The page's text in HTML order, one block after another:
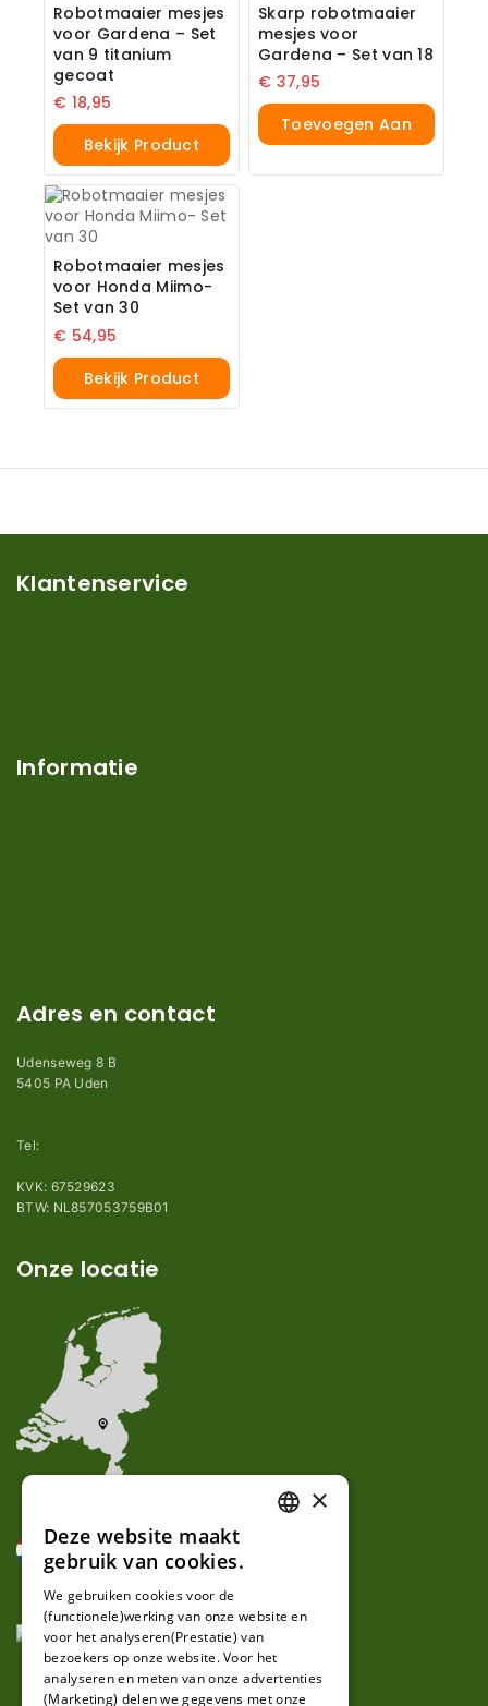
Robotmaaier mesjes
voor Gardena – Set
van 9 titanium
gecoat
€ 18,95
Bekijk Product
Skarp robotmaaier
mesjes voor
Gardena – Set van 18
€ 37,95
Toevoegen Aan
Robotmaaier mesjes
voor Honda Miimo-
Set van 30
€ 54,95
Bekijk Product
Klantenservice
Informatie
Adres en contact
Udenseweg 8 B
5405 PA Uden
Tel:
KVK: 67529623
BTW: NL857053759B01
Onze locatie
GERMAN
×
Deze website maakt
gebruik van cookies.
We gebruiken cookies voor de
(functionele)werking van onze website en
voor het analyseren(Prestatie) van
bezoekers op onze website. Voor het
analyseren en meten van onze advertenties
(Marketing) delen we gegevens met onze